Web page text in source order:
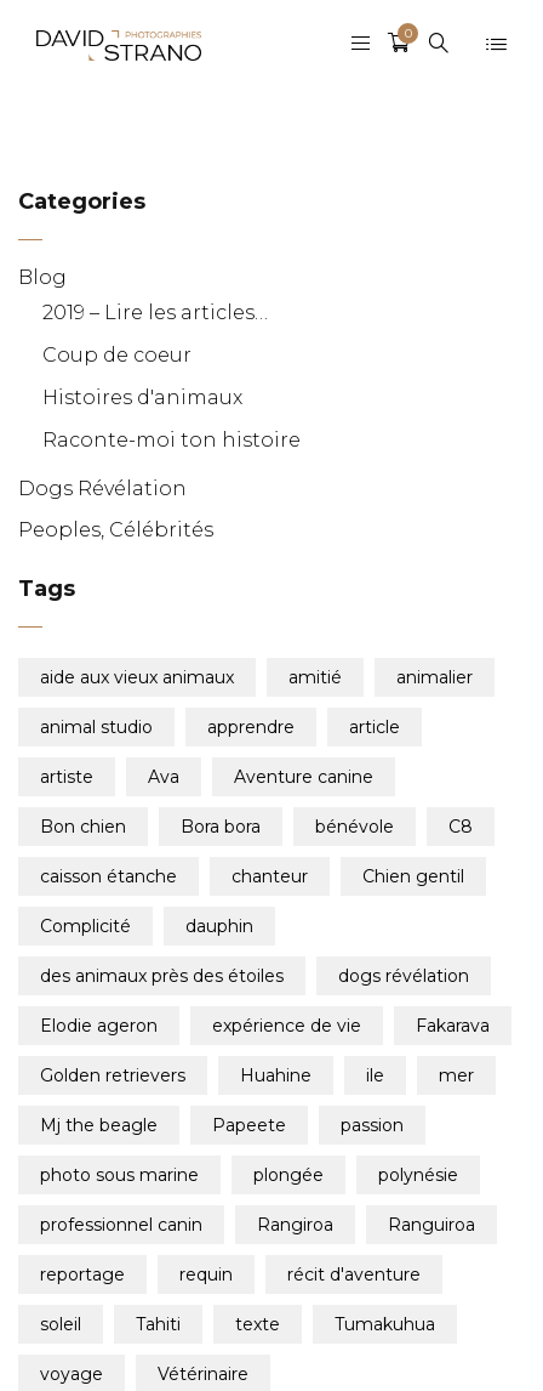
0
Categories
Blog
2019 – Lire les articles…
Coup de coeur
Histoires d'animaux
Raconte-moi ton histoire
Dogs Révélation
Peoples, Célébrités
Tags
aide aux vieux animaux amitié animalier
animal studio apprendre article
artiste ava aventure canine
bon chien bora bora bénévole c8
caisson étanche chanteur chien gentil
complicité dauphin
des animaux près des étoiles dogs révélation
elodie ageron expérience de vie fakarava
golden retrievers huahine ile mer
mj the beagle papeete passion
photo sous marine plongée polynésie
professionnel canin rangiroa ranguiroa
reportage requin récit d'aventure
soleil tahiti texte tumakuhua
voyage vétérinaire